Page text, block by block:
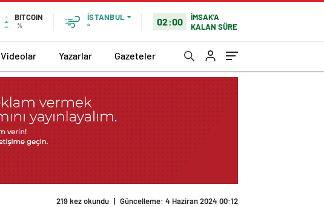
BITCOIN
%
İSTANBUL
°
02:00
İMSAK'A
KALAN SÜRE
Videolar Yazarlar Gazeteler
219 kez okundu | Güncelleme: 4 Haziran 2024 00:12